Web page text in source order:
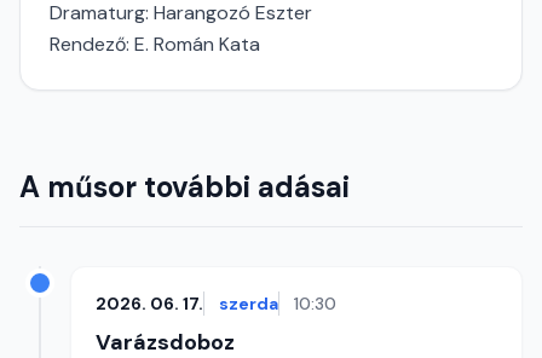
Dramaturg: Harangozó Eszter
Rendező: E. Román Kata
A műsor további adásai
2026. 06. 17. szerda 10:30
Varázsdoboz